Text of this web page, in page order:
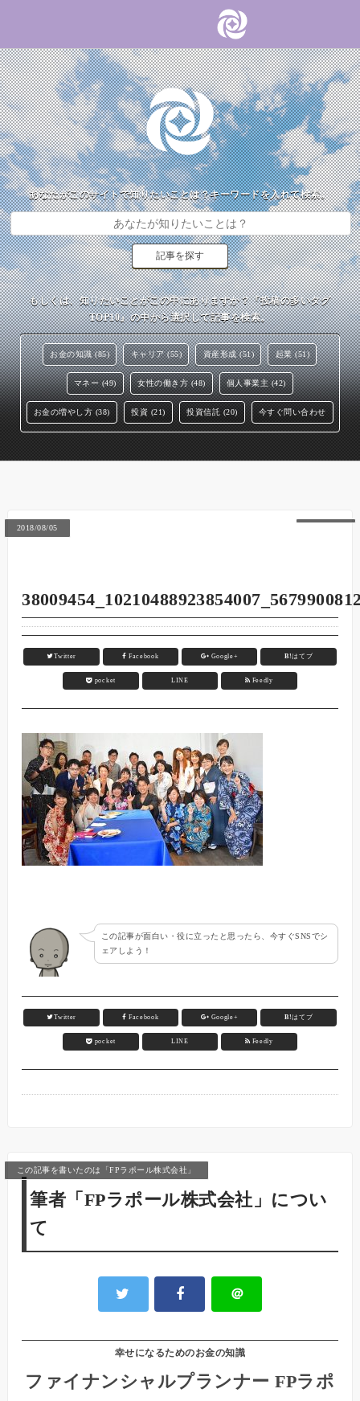
あなたがこのサイトで知りたいことは？キーワードを入れて検索。
もしくは、知りたいことがこの中にありますか？『投稿の多いタグ
TOP10』の中から選択して記事を検索。
お金の知識 (85) キャリア (55) 資産形成 (51) 起業 (51)
マネー (49) 女性の働き方 (48) 個人事業主 (42)
お金の増やし方 (38) 投資 (21) 投資信託 (20) 今すぐ問い合わせ
2018/08/05
Twitter Facebook Google+ B!はてブ
pocket LINE Feedly
この記事が面白い・役に立ったと思ったら、今すぐSNSでシ
ェアしよう！
Twitter Facebook Google+ B!はてブ
pocket LINE Feedly
この記事を書いたのは「FPラポール株式会社」
筆者「FPラポール株式会社」につい
て
＠
幸せになるためのお金の知識
ファイナンシャルプランナー FPラポ